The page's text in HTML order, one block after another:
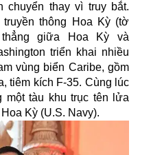
chuyển thay vì truy bắt.
thông Hoa Kỳ (tờ
thẳng giữa Hoa Kỳ và
triển khai nhiều
vùng biển Caribe, gồm
tiêm kích F-35. Cùng lúc
một tàu khu trục tên lửa
Kỳ (U.S. Navy).